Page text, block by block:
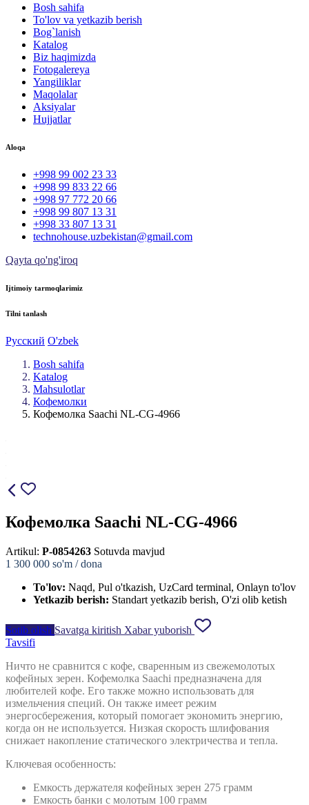
Bosh sahifa
To'lov va yetkazib berish
Bog`lanish
Katalog
Biz haqimizda
Fotogalereya
Yangiliklar
Maqolalar
Aksiyalar
Hujjatlar
Aloqa
+998 99 002 23 33
+998 99 833 22 66
+998 97 772 20 66
+998 99 807 13 31
+998 33 807 13 31
technohouse.uzbekistan@gmail.com
Qayta qo'ng'iroq
Ijtimoiy tarmoqlarimiz
Tilni tanlash
Русский O'zbek
Bosh sahifa
Katalog
Mahsulotlar
Кофемолки
Кофемолка Saachi NL-CG-4966
Кофемолка Saachi NL-CG-4966
Artikul: P-0854263 Sotuvda mavjud
1 300 000 so'm / dona
To'lov: Naqd, Pul o'tkazish, UzCard terminal, Onlayn to'lov
Yetkazib berish: Standart yetkazib berish, O'zi olib ketish
Sotib olish Savatga kiritish Xabar yuborish
Tavsifi
Ничто не сравнится с кофе, сваренным из свежемолотых
кофейных зерен. Кофемолка Saachi предназначена для
любителей кофе. Его также можно использовать для
измельчения специй. Он также имеет режим
энергосбережения, который помогает экономить энергию,
когда он не используется. Низкая скорость шлифования
снижает накопление статического электричества и тепла.
Ключевая особенность:
Емкость держателя кофейных зерен 275 грамм
Емкость банки с молотым 100 грамм